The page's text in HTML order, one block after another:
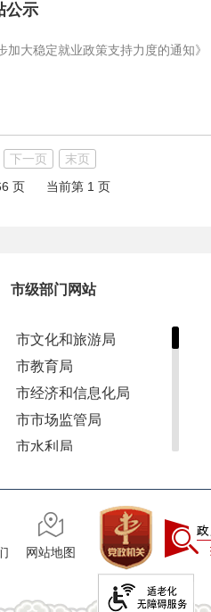
公示
大稳定就业政策支持力度的通知
下一页
末页
页 当前第 1 页
市级部门网站
市文化和旅游局
市教育局
市经济和信息化局
市市场监管局
市水利局
市林业和草原局
市自然资源局
市农业农村局
网站地图